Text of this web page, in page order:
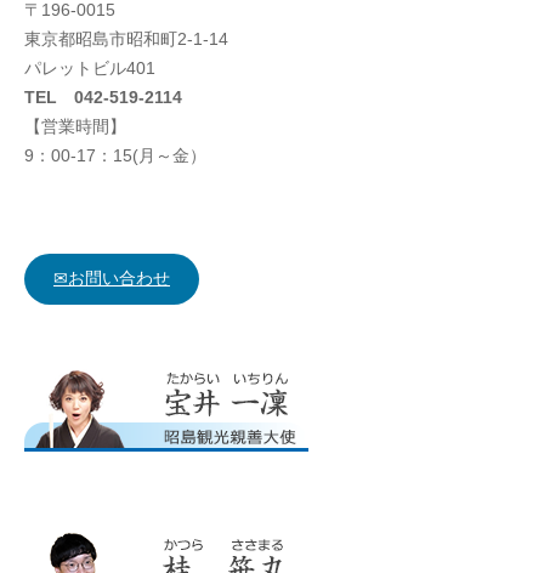
〒196-0015
東京都昭島市昭和町2-1-14
パレットビル401
TEL 042-519-2114
【営業時間】
9：00-17：15(月～金）
✉お問い合わせ